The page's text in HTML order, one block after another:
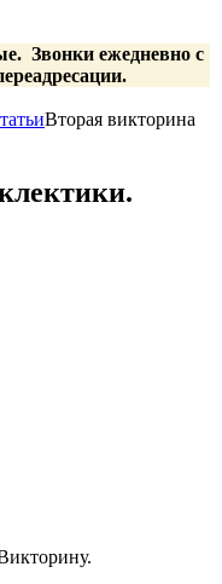
Звонки ежедневно с
Вторая викторина